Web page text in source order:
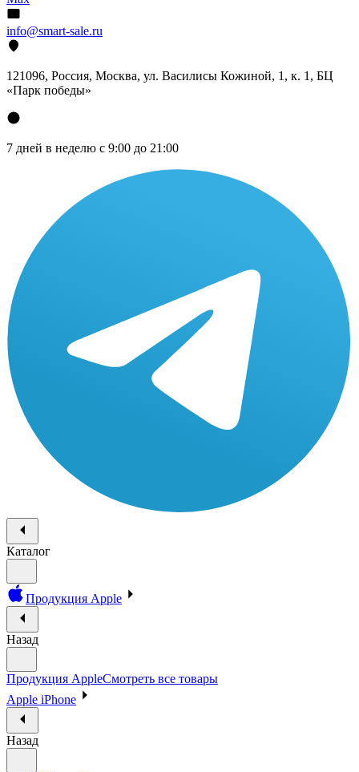
info@smart-sale.ru
121096, Россия, Москва, ул. Василисы Кожиной, 1, к. 1, БЦ
«Парк победы»
7 дней в неделю с 9:00 до 21:00
Каталог
Продукция Apple
Назад
Продукция AppleСмотреть все товары
Apple iPhone
Назад